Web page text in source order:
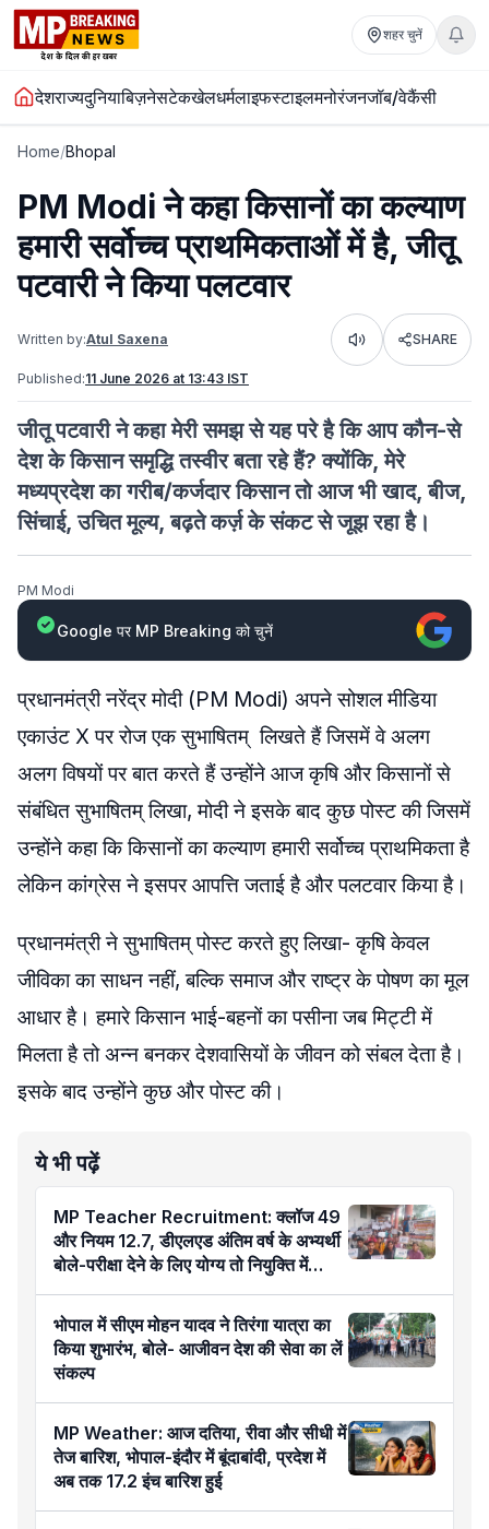
शहर चुनें
देशराज्यदुनियाबिज़नेसटेकखेलधर्मलाइफस्टाइलमनोरंजनजॉब/वेकैंसी
Home/Bhopal
PM Modi ने कहा किसानों का कल्याण
हमारी सर्वोच्च प्राथमिकताओं में है, जीतू
पटवारी ने किया पलटवार
Written by:Atul Saxena Listen SHARE
Published:11 June 2026 at 13:43 IST
जीतू पटवारी ने कहा मेरी समझ से यह परे है कि आप कौन-से
देश के किसान समृद्धि तस्वीर बता रहे हैं? क्योंकि, मेरे
मध्यप्रदेश का गरीब/कर्जदार किसान तो आज भी खाद, बीज,
सिंचाई, उचित मूल्य, बढ़ते कर्ज़ के संकट से जूझ रहा है।
PM Modi
Google पर MP Breaking को चुनें
प्रधानमंत्री नरेंद्र मोदी (PM Modi) अपने सोशल मीडिया
एकाउंट X पर रोज एक सुभाषितम् लिखते हैं जिसमें वे अलग
अलग विषयों पर बात करते हैं उन्होंने आज कृषि और किसानों से
संबंधित सुभाषितम् लिखा, मोदी ने इसके बाद कुछ पोस्ट की जिसमें
उन्होंने कहा कि किसानों का कल्याण हमारी सर्वोच्च प्राथमिकता है
लेकिन कांग्रेस ने इसपर आपत्ति जताई है और पलटवार किया है।
प्रधानमंत्री ने सुभाषितम् पोस्ट करते हुए लिखा- कृषि केवल
जीविका का साधन नहीं, बल्कि समाज और राष्ट्र के पोषण का मूल
आधार है। हमारे किसान भाई-बहनों का पसीना जब मिट्टी में
मिलता है तो अन्न बनकर देशवासियों के जीवन को संबल देता है।
इसके बाद उन्होंने कुछ और पोस्ट की।
ये भी पढ़ें
MP Teacher Recruitment: क्लॉज 49
और नियम 12.7, डीएलएड अंतिम वर्ष के अभ्यर्थी
बोले-परीक्षा देने के लिए योग्य तो नियुक्ति में
अयोग्य कैसे?
भोपाल में सीएम मोहन यादव ने तिरंगा यात्रा का
किया शुभारंभ, बोले- आजीवन देश की सेवा का लें
संकल्प
MP Weather: आज दतिया, रीवा और सीधी में
तेज बारिश, भोपाल-इंदौर में बूंदाबांदी, प्रदेश में
अब तक 17.2 इंच बारिश हुई